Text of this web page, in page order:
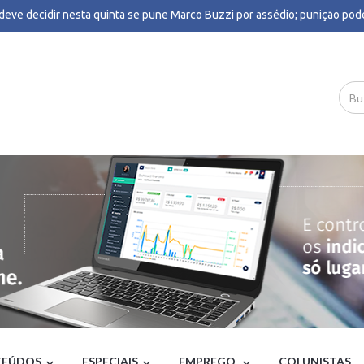
decidir nesta quinta se pune Marco Buzzi por assédio; punição
- G1
bomba no Brasil: quais estados serão afetados pelo fenômeno - CNN
da CPTM decidem encerrar greve nas linhas 11, 12 e 13;
e desaprovação de Lula: veja números da Quaest por renda, sexo,
e posicionamento político - G1
emite comunicado urgente para brasileiros que precisam de atendimento
- Diário do Comércio
mais tempo que Flávio na TV; veja distribuição entre candidatos -
revogado expõe falência da política externa de Lula, diz deputado -
Deputado suspeitou de negócios de alvo da PF - Diário do Poder
ironizou falhas antes de queda da Voepass e comparou avião a
Braziliense
e Alcolumbre se reúnem em jantar promovido por Moraes após mais de 3
'alerta severo' da Defesa Civil, entenda se ciclone bomba pode atingir o